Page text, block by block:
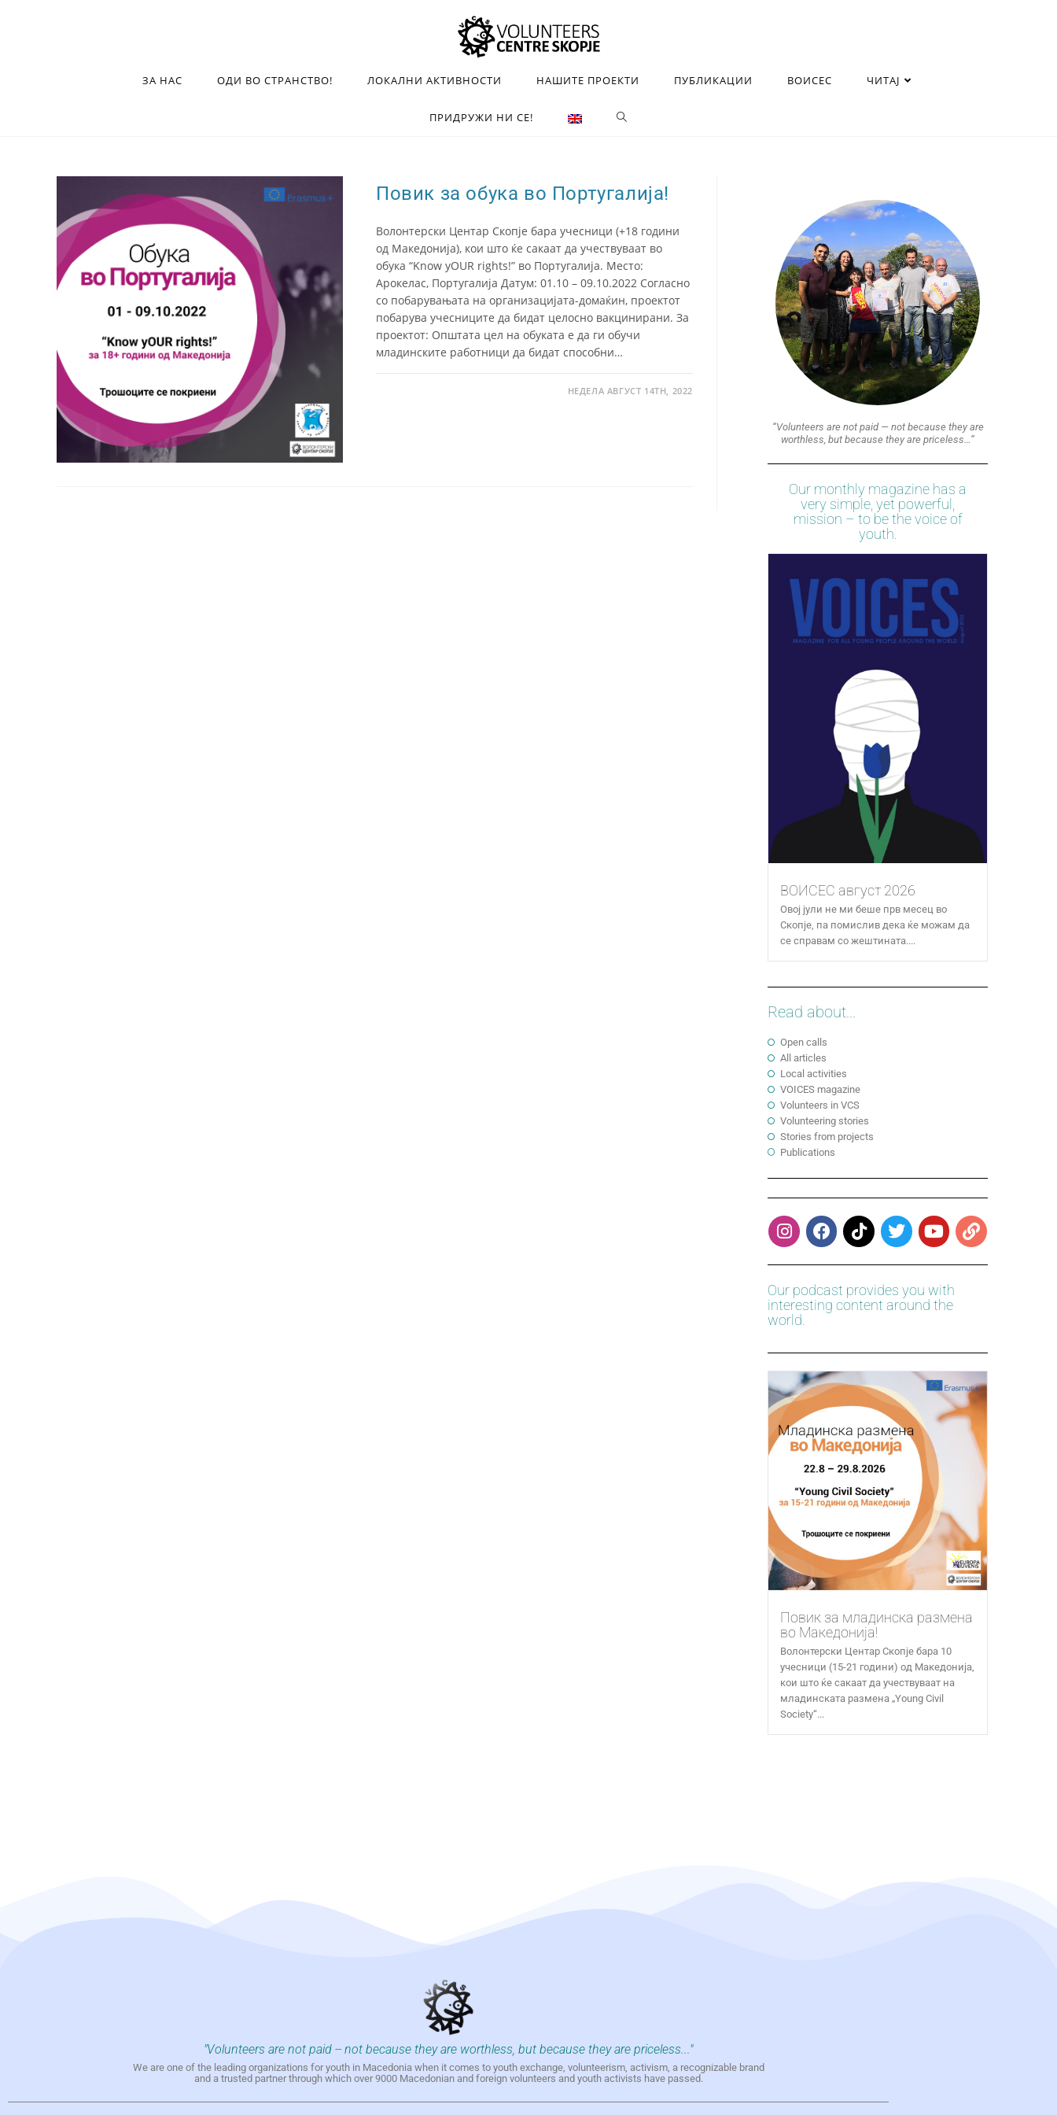
ЗА НАС ОДИ ВО СТРАНСТВО! ЛОКАЛНИ АКТИВНОСТИ НАШИТЕ ПРОЕКТИ ПУБЛИКАЦИИ ВОИСЕС ЧИТАЈ
ПРИДРУЖИ НИ СЕ!
Повик за обука во Португалија!
Волонтерски Центар Скопје бара учесници (+18 години
од Македонија), кои што ќе сакаат да учествуваат во
обука “Know yOUR rights!” во Португалија. Место:
Арокелас, Португалија Датум: 01.10 – 09.10.2022 Согласно
со побарувањата на организацијата-домаќин, проектот
побарува учесниците да бидат целосно вакцинирани. За
проектот: Општата цел на обуката е да ги обучи
младинските работници да бидат способни…
НЕДЕЛА АВГУСТ 14TH, 2022
“Volunteers are not paid — not because they are
worthless, but because they are priceless…”
Our monthly magazine has a
very simple, yet powerful,
mission – to be the voice of
youth.
ВОИСЕС август 2026
Овој јули не ми беше прв месец во
Скопје, па помислив дека ќе можам да
се справам со жештината....
Read about...
Open calls
All articles
Local activities
VOICES magazine
Volunteers in VCS
Volunteering stories
Stories from projects
Publications
Our podcast provides you with
interesting content around the
world.
Повик за младинска размена
во Македонија!
Волонтерски Центар Скопје бара 10
учесници (15-21 години) од Македонија,
кои што ќе сакаат да учествуваат на
младинската размена „Young Civil
Society“...
"Volunteers are not paid -- not because they are worthless, but because they are priceless..."
We are one of the leading organizations for youth in Macedonia when it comes to youth exchange, volunteerism, activism, a recognizable brand
and a trusted partner through which over 9000 Macedonian and foreign volunteers and youth activists have passed.